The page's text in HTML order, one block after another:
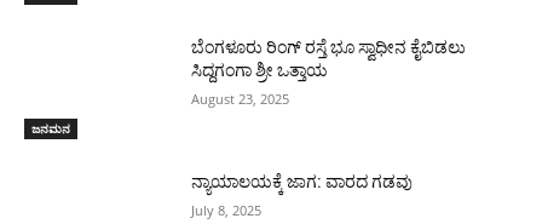
ಜನಮನ
ಬೆಂಗಳೂರು ರಿಂಗ್ ರಸ್ತೆ ಭೂ ಸ್ವಾಧೀನ ಕೈಬಿಡಲು
ಸಿದ್ದಗಂಗಾ ಶ್ರೀ ಒತ್ತಾಯ
August 23, 2025
ನ್ಯಾಯಾಲಯಕ್ಕೆ ಜಾಗ: ವಾರದ ಗಡವು
July 8, 2025